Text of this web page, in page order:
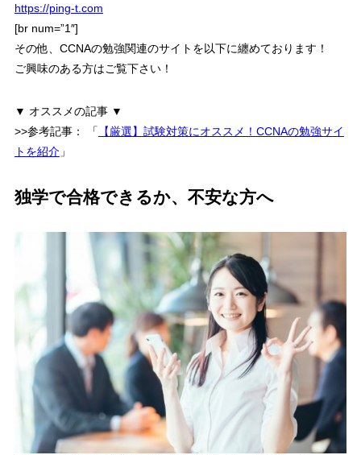
https://ping-t.com
[br num=”1″]
その他、CCNAの勉強関連のサイトを以下に纏めております！
ご興味のある方はご覧下さい！
▼ オススメの記事 ▼
>>参考記事：
「
【厳選】試験対策にオススメ！CCNAの勉強サイ
トを紹介」
独学で合格できるか、不安な方へ